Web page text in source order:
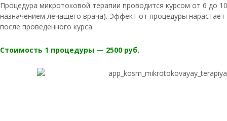
Процедура микротоковой терапии проводится курсом от 6 до
назначением лечащего врача). Эффект от процедуры
после проведенного курса.
Стоимость 1 процедуры — 2500 руб.